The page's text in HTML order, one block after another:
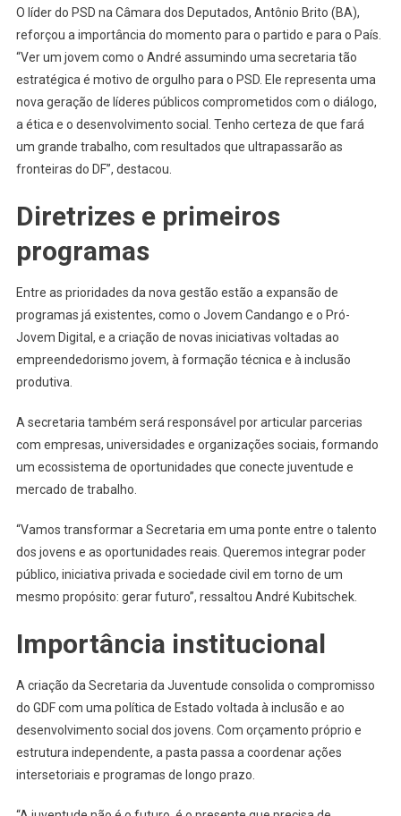
O líder do PSD na Câmara dos Deputados, Antônio Brito (BA),
reforçou a importância do momento para o partido e para o País.
“Ver um jovem como o André assumindo uma secretaria tão
estratégica é motivo de orgulho para o PSD. Ele representa uma
nova geração de líderes públicos comprometidos com o diálogo,
a ética e o desenvolvimento social. Tenho certeza de que fará
um grande trabalho, com resultados que ultrapassarão as
fronteiras do DF”, destacou.
Diretrizes e primeiros
programas
Entre as prioridades da nova gestão estão a expansão de
programas já existentes, como o Jovem Candango e o Pró-
Jovem Digital, e a criação de novas iniciativas voltadas ao
empreendedorismo jovem, à formação técnica e à inclusão
produtiva.
A secretaria também será responsável por articular parcerias
com empresas, universidades e organizações sociais, formando
um ecossistema de oportunidades que conecte juventude e
mercado de trabalho.
“Vamos transformar a Secretaria em uma ponte entre o talento
dos jovens e as oportunidades reais. Queremos integrar poder
público, iniciativa privada e sociedade civil em torno de um
mesmo propósito: gerar futuro”, ressaltou André Kubitschek.
Importância institucional
A criação da Secretaria da Juventude consolida o compromisso
do GDF com uma política de Estado voltada à inclusão e ao
desenvolvimento social dos jovens. Com orçamento próprio e
estrutura independente, a pasta passa a coordenar ações
intersetoriais e programas de longo prazo.